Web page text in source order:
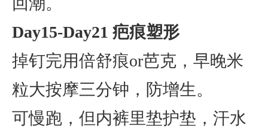
Day15-Day21 疤痕塑形
掉钉完用倍舒痕or芭克，早晚米
粒大按摩三分钟，防增生。
可慢跑，但内裤里垫护垫，汗水